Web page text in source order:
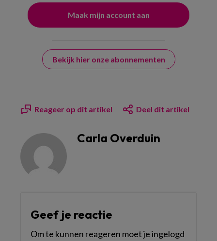
Bekijk hier onze abonnementen
Reageer op dit artikel Deel dit artikel
Carla Overduin
Geef je reactie
Om te kunnen reageren moet je ingelogd